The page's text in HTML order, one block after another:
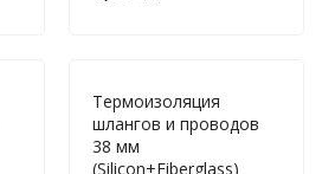
Термоизоляция
шлангов и проводов
38 мм
(Silicon+Fiberglass)